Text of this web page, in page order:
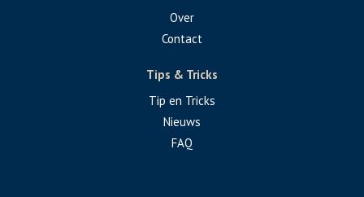
Over
Contact
Tips & Tricks
Tip en Tricks
Nieuws
FAQ